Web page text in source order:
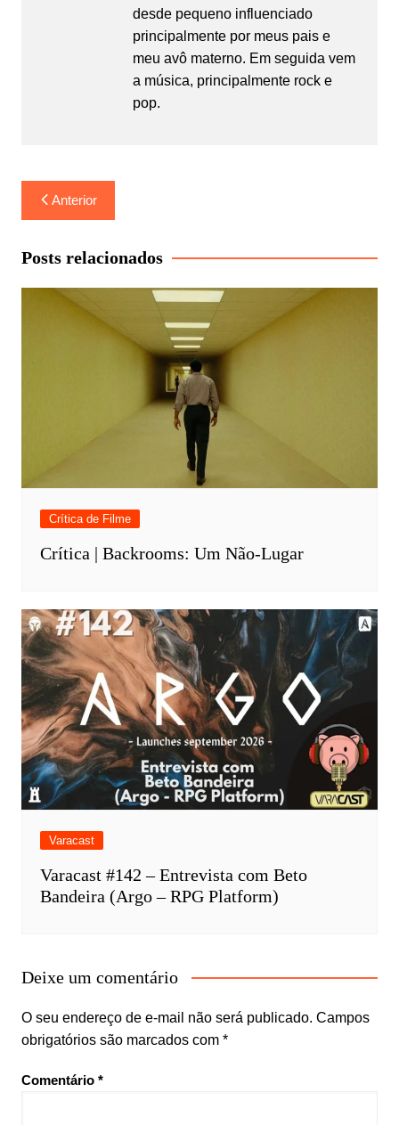
desde pequeno influenciado
principalmente por meus pais e
meu avô materno. Em seguida vem
a música, principalmente rock e
pop.
Navegação
de
Post
Anterior
Posts relacionados
Crítica de Filme
Crítica | Backrooms: Um Não-Lugar
Varacast
Varacast #142 – Entrevista com Beto
Bandeira (Argo – RPG Platform)
Deixe um comentário
O seu endereço de e-mail não será publicado. Campos
obrigatórios são marcados com *
Comentário *